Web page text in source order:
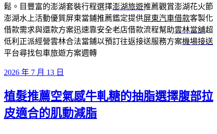
鬆。目豐富的澎湖套裝行程選擇澎湖旅遊推薦觀賞澎湖花火節
澎湖水上活動優質屏東當鋪推薦鑑定提供屏東汽車借款客製化
借款需求與還款方案迅速靠安全老店借款流程幫助雲林當舖超
低利正派經營雲林合法當鋪以預訂往返接送服務方案機場接送
平台尋找包車旅遊方案週轉
發
於
2026 年 7 月 13 日
植髮推薦空氣感牛軋糖的抽脂選擇腹部拉
皮適合的肌動減脂